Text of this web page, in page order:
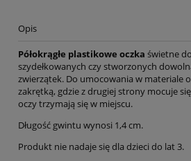
Opis
Półokrągłe plastikowe oczka świetne
szydełkowanych czy stworzonych
zwierzątek. Do umocowania w materiale
zakrętką, gdzie z drugiej strony mocuje
oczy trzymają się w miejscu.
Długość gwintu wynosi 1,4 cm.
Produkt nie nadaje się dla dzieci do lat 3.